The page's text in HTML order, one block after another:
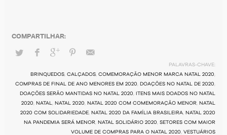
PALAVRAS-CHAVE:
BRINQUEDOS CALÇADOS COMEMORAÇÃO MENOR MARCA NATAL 2020
COMPRAS DE FINAL DE ANO MENORES EM 2020
DOAÇÕES NO NATAL DE 2020
DOAÇÕES SERÃO MANTIDAS NO NATAL 2020
ITENS MAIS DOADOS NO NATAL
2020
NATAL NATAL 2020 NATAL 2020 COM COMEMORAÇÃO MENOR
NATAL
2020 COM SOLIDARIEDADE NATAL 2020 DA FAMÍLIA BRASILEIRA NATAL 2020
NA PANDEMIA SERÁ MENOR
NATAL SOLIDÁRIO 2020 SETORES COM MAIOR
VOLUME DE COMPRAS PARA O NATAL 2020 VESTUÁRIOS